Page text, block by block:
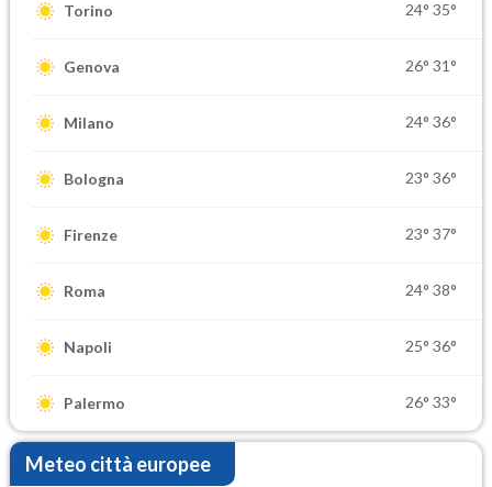
Torino 24° 35°
Genova 26° 31°
Milano 24° 36°
Bologna 23° 36°
Firenze 23° 37°
Roma 24° 38°
Napoli 25° 36°
Palermo 26° 33°
Meteo città europee